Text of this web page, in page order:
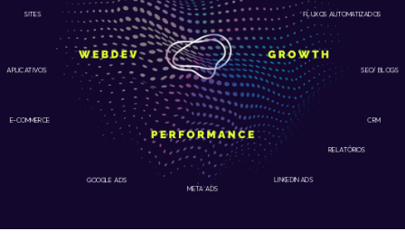
GOOGLE ADS LINKEDIN ADS
APLICATIVOS
SITES
E-COMMERCE
META ADS
CRM
RELATÓRIOS
SEO/ BLOGS
FLUXOS AUTOMATIZADOS